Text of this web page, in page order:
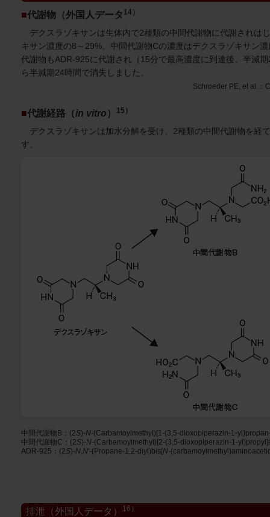
■代謝物（外国人データ 14）
デクスラゾキサンは生体内で2種類の中間代謝物に代謝されは
キサン濃度の8～29%、中間代謝物Cの濃度はデクスラゾキサン
代謝物もADR-925に代謝され（15分で最高濃度に到達後、半減
ら半減期24時間で消失しました。
Schroeder PE, et al.：
■代謝経路（in vitro ） 15）
デクスラゾキサンは加水分解を受け、2種類の中間代謝物を経
す。
中間代謝物B：(2S)-N-(Carbamoylmethyl)[1-(3,5-dioxopiperazin-1-
中間代謝物C：(2S)-N-(Carbamoylmethyl)[2-(3,5-dioxopiperazin-1-
ADR-925：(2S)-N,N'-(Propane-1,2-diyl)bis[N-
排泄（外国人データ） 16）